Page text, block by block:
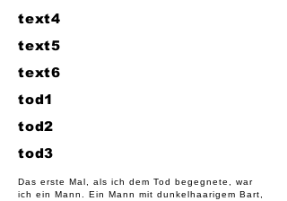
text4
text5
text6
tod1
tod2
tod3
Das erste Mal, als ich dem Tod begegnete, war
ich ein Mann. Ein Mann mit dunkelhaarigem Bart,